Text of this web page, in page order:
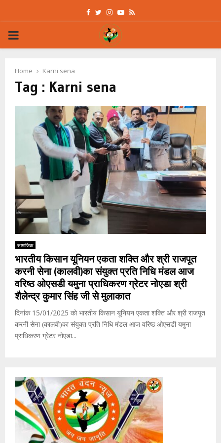
Facebook
Twitter
Instagram
Youtube
Rss
PRIMARY
Home Karni sena
Tag : Karni sena
सामाजिक
भारतीय किसान यूनियन एकता शक्ति और श्री राजपूत
करनी सेना (कालवी)का संयुक्त प्रति निधि मंडल आज
वरिष्ठ ओएसडी यमुना प्राधिकरण ग्रेटर नोएडा श्री
शैलेन्द्र कुमार सिंह जी से मुलाकात
दिनांक 15/01/2025 को भारतीय किसान यूनियन एकता शक्ति और श्री राजपूत
करनी सेना (कालवी)का संयुक्त प्रति निधि मंडल आज वरिष्ठ ओएसडी यमुना
प्राधिकरण ग्रेटर नोएडा...